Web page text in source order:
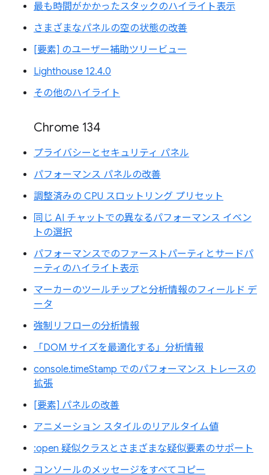
最も時間がかかったスタックのハイライト表示
さまざまなパネルの空の状態の改善
[要素] のユーザー補助ツリービュー
Lighthouse 12.4.0
その他のハイライト
Chrome 134
プライバシーとセキュリティ パネル
パフォーマンス パネルの改善
調整済みの CPU スロットリング プリセット
同じ AI チャットでの異なるパフォーマンス イベン
トの選択
パフォーマンスでのファーストパーティとサードパ
ーティのハイライト表示
マーカーのツールチップと分析情報のフィールド デ
ータ
強制リフローの分析情報
「DOM サイズを最適化する」分析情報
console.timeStamp でのパフォーマンス トレースの
拡張
[要素] パネルの改善
アニメーション スタイルのリアルタイム値
:open 疑似クラスとさまざまな疑似要素のサポート
コンソールのメッセージをすべてコピー